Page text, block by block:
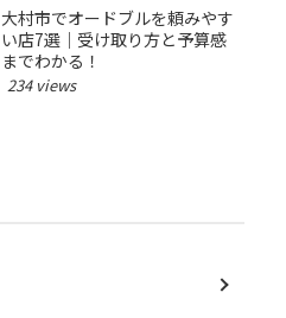
大村市でオードブルを頼みやす
い店7選｜受け取り方と予算感
までわかる！
234 views